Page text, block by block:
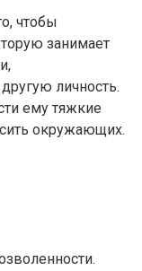
чтобы
занимает
личность.
ему тяжкие
окружающих.